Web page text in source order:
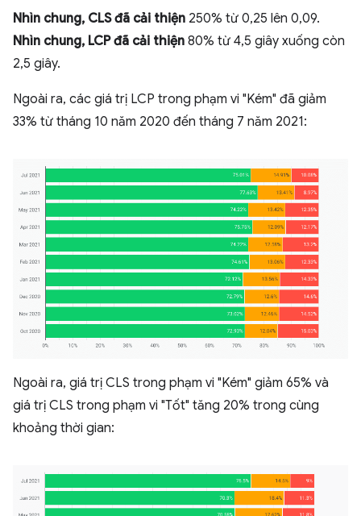
Nhìn chung, CLS đã cải thiện 250% từ 0,25 lên 0,09.
Nhìn chung, LCP đã cải thiện 80% từ 4,5 giây xuống còn
2,5 giây.
Ngoài ra, các giá trị LCP trong phạm vi "Kém" đã giảm
33% từ tháng 10 năm 2020 đến tháng 7 năm 2021:
Ngoài ra, giá trị CLS trong phạm vi "Kém" giảm 65% và
giá trị CLS trong phạm vi "Tốt" tăng 20% trong cùng
khoảng thời gian: